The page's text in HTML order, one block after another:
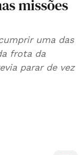
missões
uma das
frota da
parar de vez